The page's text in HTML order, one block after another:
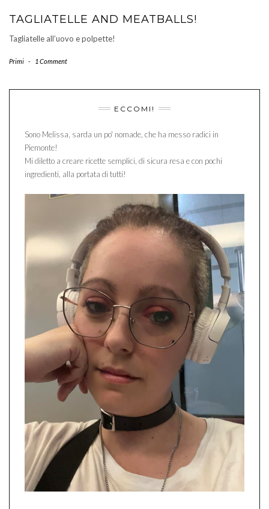
TAGLIATELLE AND MEATBALLS!
Tagliatelle all’uovo e polpette!
Primi - 1 Comment
ECCOMI!
Sono Melissa, sarda un po' nomade, che ha messo radici in
Piemonte!
Mi diletto a creare ricette semplici, di sicura resa e con pochi
ingredienti, alla portata di tutti!